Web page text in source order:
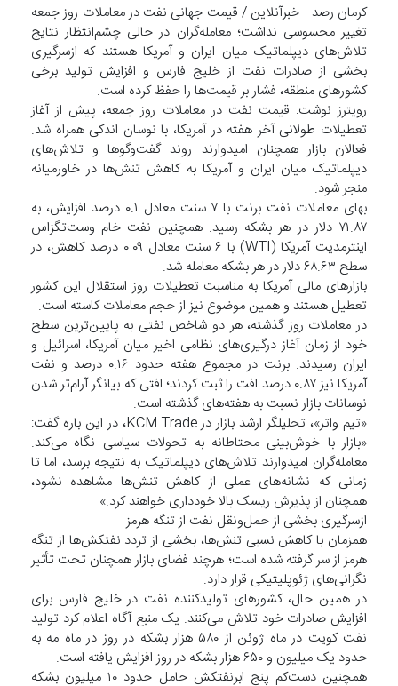
کرمان رصد - خبرآنلاین / قیمت جهانی نفت در معاملات روز جمعه
تغییر محسوسی نداشت؛ معامله‌گران در حالی چشم‌انتظار نتایج
تلاش‌های دیپلماتیک میان ایران و آمریکا هستند که ازسرگیری
بخشی از صادرات نفت از خلیج فارس و افزایش تولید برخی
کشورهای منطقه، فشار بر قیمت‌ها را حفظ کرده است.
رویترز نوشت: قیمت نفت در معاملات روز جمعه، پیش از آغاز
تعطیلات طولانی آخر هفته در آمریکا، با نوسان اندکی همراه شد.
فعالان بازار همچنان امیدوارند روند گفت‌وگوها و تلاش‌های
دیپلماتیک میان ایران و آمریکا به کاهش تنش‌ها در خاورمیانه
منجر شود.
بهای معاملات نفت برنت با ۷ سنت معادل ۰.۱ درصد افزایش، به
۷۱.۸۷ دلار در هر بشکه رسید. همچنین نفت خام وست‌تگزاس
اینترمدیت آمریکا (WTI) با ۶ سنت معادل ۰.۰۹ درصد کاهش، در
سطح ۶۸.۶۳ دلار در هر بشکه معامله شد.
بازارهای مالی آمریکا به مناسبت تعطیلات روز استقلال این کشور
تعطیل هستند و همین موضوع نیز از حجم معاملات کاسته است.
در معاملات روز گذشته، هر دو شاخص نفتی به پایین‌ترین سطح
خود از زمان آغاز درگیری‌های نظامی اخیر میان آمریکا، اسرائیل و
ایران رسیدند. برنت در مجموع هفته حدود ۰.۱۶ درصد و نفت
آمریکا نیز ۰.۸۷ درصد افت را ثبت کردند؛ افتی که بیانگر آرام‌تر شدن
نوسانات بازار نسبت به هفته‌های گذشته است.
«تیم واتر»، تحلیلگر ارشد بازار در KCM Trade، در این باره گفت:
«بازار با خوش‌بینی محتاطانه به تحولات سیاسی نگاه می‌کند.
معامله‌گران امیدوارند تلاش‌های دیپلماتیک به نتیجه برسد، اما تا
زمانی که نشانه‌های عملی از کاهش تنش‌ها مشاهده نشود،
همچنان از پذیرش ریسک بالا خودداری خواهند کرد.»
ازسرگیری بخشی از حمل‌ونقل نفت از تنگه هرمز
همزمان با کاهش نسبی تنش‌ها، بخشی از تردد نفتکش‌ها از تنگه
هرمز از سر گرفته شده است؛ هرچند فضای بازار همچنان تحت تأثیر
نگرانی‌های ژئوپلیتیکی قرار دارد.
در همین حال، کشورهای تولیدکننده نفت در خلیج فارس برای
افزایش صادرات خود تلاش می‌کنند. یک منبع آگاه اعلام کرد تولید
نفت کویت در ماه ژوئن از ۵۸۰ هزار بشکه در روز در ماه مه به
حدود یک میلیون و ۶۵۰ هزار بشکه در روز افزایش یافته است.
همچنین دست‌کم پنج ابرنفتکش حامل حدود ۱۰ میلیون بشکه